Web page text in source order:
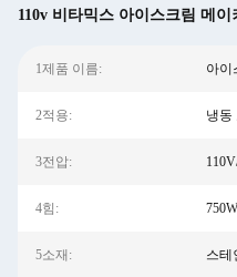
110v 비타믹스 아이스크림 메이
1제품 이름: 아이
2적용: 냉동
3전압:
4힘: 750W
5소재: 스테